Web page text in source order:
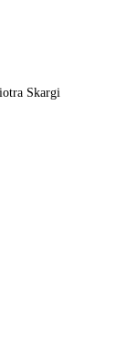
Skargi